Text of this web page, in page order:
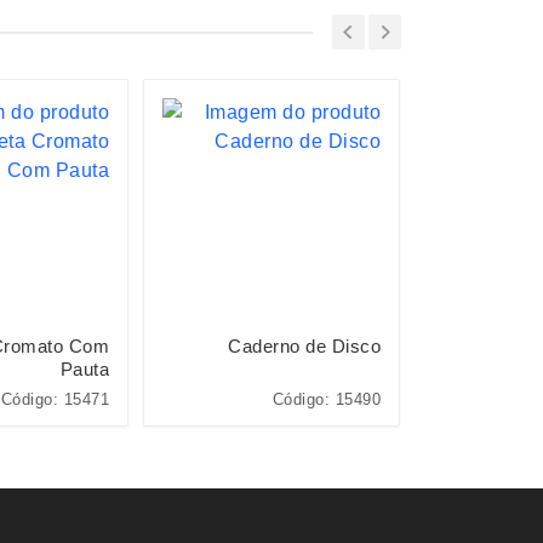
Com
Pauta
Código: 15471
Caderno de Disco
Código: 15490